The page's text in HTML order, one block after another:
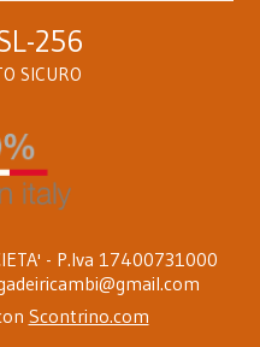
256
SICURO
- P.Iva 17400731000
Scontrino.com